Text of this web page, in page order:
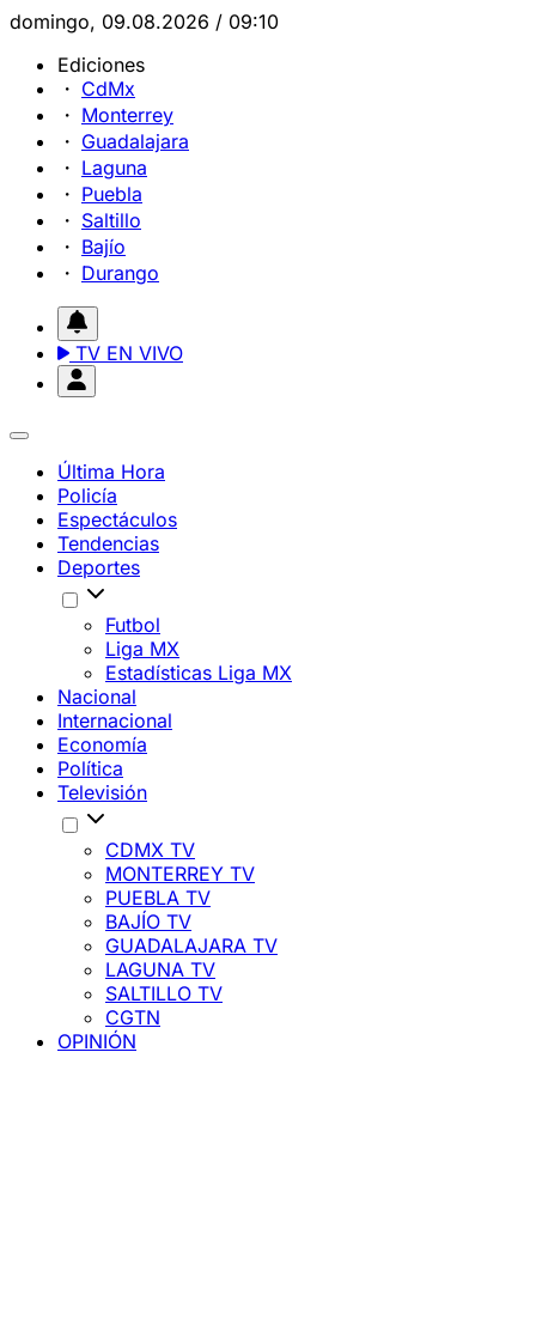
domingo, 09.08.2026 / 09:10
Ediciones
CdMx
Monterrey
Guadalajara
Laguna
Puebla
Saltillo
Bajío
Durango
TV EN VIVO
Última Hora
Policía
Espectáculos
Tendencias
Deportes
Futbol
Liga MX
Estadísticas Liga MX
Nacional
Internacional
Economía
Política
Televisión
CDMX TV
MONTERREY TV
PUEBLA TV
BAJÍO TV
GUADALAJARA TV
LAGUNA TV
SALTILLO TV
CGTN
OPINIÓN